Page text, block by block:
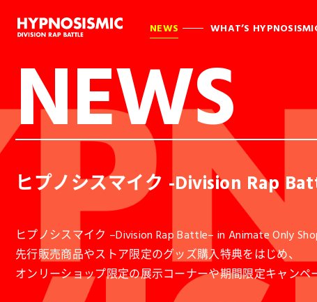
NEWS WHAT’S
NEWS
ヒプノシスマイク -Division Rap
ヒプノシスマイク –Division Rap Battle– in Animate Only
先行販売商品やストア限定のグッズ購入特典をはじめ、
オンリーショップ限定の展示コーナーや期間限定キャンペ